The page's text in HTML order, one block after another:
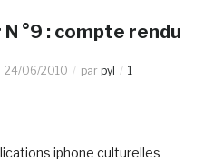
°9 : compte rendu
24/06/2010 par pyl
1
iphone culturelles